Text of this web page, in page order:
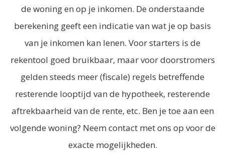
de woning en op je inkomen. De onderstaande
berekening geeft een indicatie van wat je op basis
van je inkomen kan lenen. Voor starters is de
rekentool goed bruikbaar, maar voor doorstromers
gelden steeds meer (fiscale) regels betreffende
resterende looptijd van de hypotheek, resterende
aftrekbaarheid van de rente, etc. Ben je toe aan een
volgende woning? Neem contact met ons op voor de
exacte mogelijkheden.